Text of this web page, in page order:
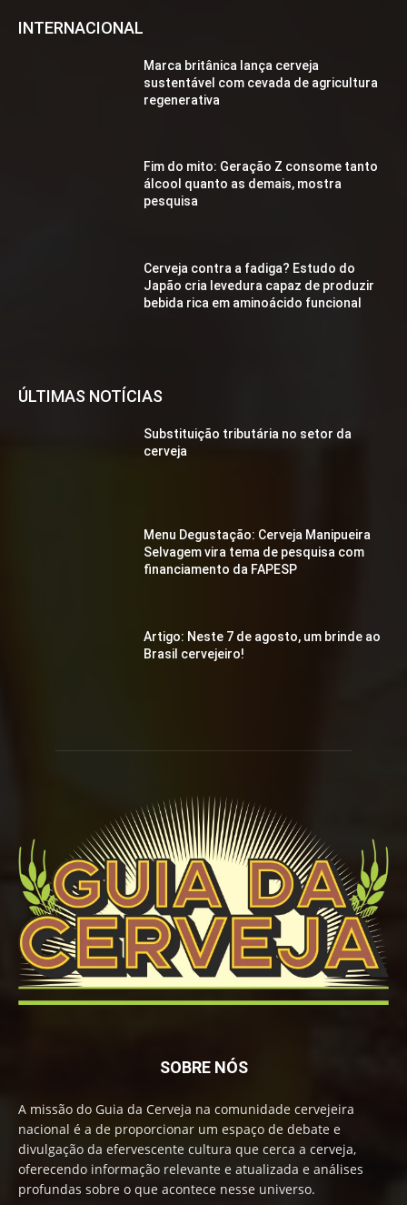
INTERNACIONAL
Marca britânica lança cerveja
sustentável com cevada de agricultura
regenerativa
Fim do mito: Geração Z consome tanto
álcool quanto as demais, mostra
pesquisa
Cerveja contra a fadiga? Estudo do
Japão cria levedura capaz de produzir
bebida rica em aminoácido funcional
ÚLTIMAS NOTÍCIAS
Substituição tributária no setor da
cerveja
Menu Degustação: Cerveja Manipueira
Selvagem vira tema de pesquisa com
financiamento da FAPESP
Artigo: Neste 7 de agosto, um brinde ao
Brasil cervejeiro!
SOBRE NÓS
A missão do Guia da Cerveja na comunidade cervejeira
nacional é a de proporcionar um espaço de debate e
divulgação da efervescente cultura que cerca a cerveja,
oferecendo informação relevante e atualizada e análises
profundas sobre o que acontece nesse universo.